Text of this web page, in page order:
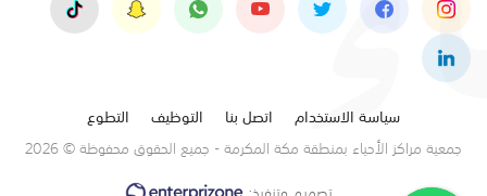
سياسة الاستخدام اتصل بنا التوظيف
التطوع
جمعية مراكز الأحياء بمنطقة مكة المكرمة - جميع الحقوق محفوظة © 2026